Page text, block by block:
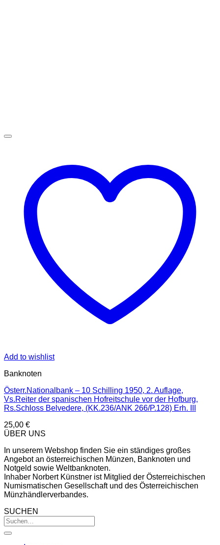
Add to wishlist
Banknoten
Österr.Nationalbank – 10 Schilling 1950, 2. Auflage,
Vs.Reiter der spanischen Hofreitschule vor der Hofburg,
Rs.Schloss Belvedere, (KK.236/ANK 266/P.128) Erh. III
25,00 €
ÜBER UNS
In unserem Webshop finden Sie ein ständiges großes
Angebot an österreichischen Münzen, Banknoten und
Notgeld sowie Weltbanknoten.
Inhaber Norbert Künstner ist Mitglied der Österreichischen
Numismatischen Gesellschaft und des Österreichischen
Münzhändlerverbandes.
SUCHEN